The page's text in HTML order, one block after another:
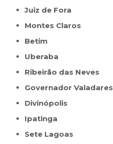
Juiz de Fora
Montes Claros
Betim
Uberaba
Ribeirão das Neves
Governador Valadares
Divinópolis
Ipatinga
Sete Lagoas